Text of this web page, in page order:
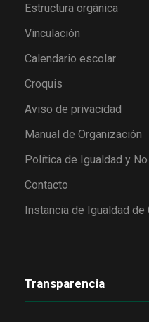
Estructura orgánica
Vinculación
Calendario escolar
Croquis
Aviso de privacidad
Manual de Organización
Política de Igualdad y
Contacto
Instancia de Igualdad de
Transparencia